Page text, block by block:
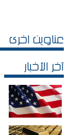
عناوين اخرى
آخر الأخبار